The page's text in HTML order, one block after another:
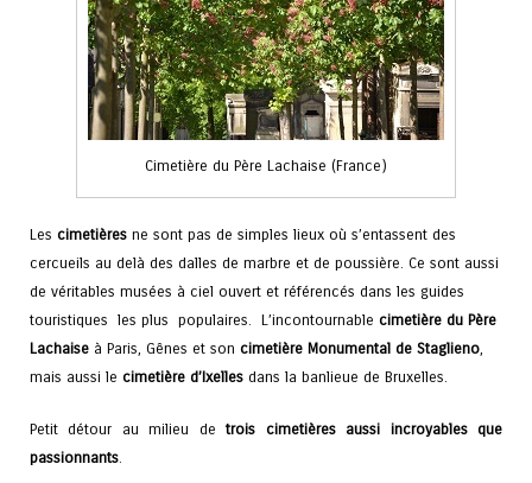
Cimetière du Père Lachaise (France)
Les cimetières ne sont pas de simples lieux où s’entassent des
cercueils au delà des dalles de marbre et de poussière. Ce sont aussi
de véritables musées à ciel ouvert et référencés dans les guides
touristiques les plus populaires. L’incontournable cimetière du Père
Lachaise à Paris, Gênes et son cimetière Monumental de Staglieno,
mais aussi le cimetière d’Ixelles dans la banlieue de Bruxelles.
Petit détour au milieu detrois cimetières aussi incroyables que
passionnants